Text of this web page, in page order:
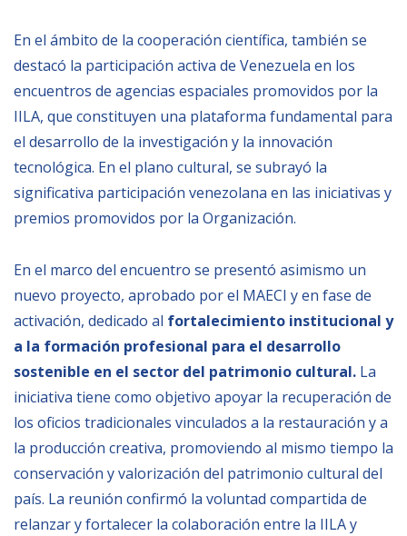
NEWSLETTER
En el ámbito de la cooperación científica, también se
destacó la participación activa de Venezuela en los
encuentros de agencias espaciales promovidos por la
IILA, que constituyen una plataforma fundamental para
el desarrollo de la investigación y la innovación
tecnológica. En el plano cultural, se subrayó la
significativa participación venezolana en las iniciativas y
premios promovidos por la Organización.
En el marco del encuentro se presentó asimismo un
nuevo proyecto, aprobado por el MAECI y en fase de
activación, dedicado al fortalecimiento institucional y
a la formación profesional para el desarrollo
sostenible en el sector del patrimonio cultural. La
iniciativa tiene como objetivo apoyar la recuperación de
los oficios tradicionales vinculados a la restauración y a
la producción creativa, promoviendo al mismo tiempo la
conservación y valorización del patrimonio cultural del
país. La reunión confirmó la voluntad compartida de
relanzar y fortalecer la colaboración entre la IILA y